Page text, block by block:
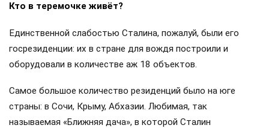
Кто в теремочке живёт?
Единственной слабостью Сталина, пожалуй, были его
госрезиденции: их в стране для вождя построили и
оборудовали в количестве аж 18 объектов.
Самое большое количество резиденций было на юге
страны: в Сочи, Крыму, Абхазии. Любимая, так
называемая «Ближняя дача», в которой Сталин